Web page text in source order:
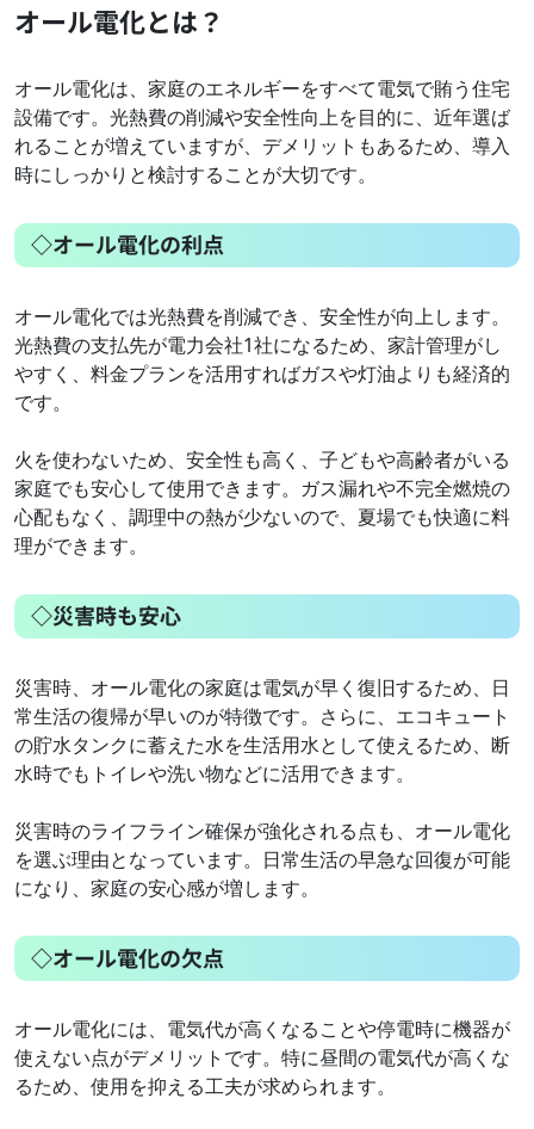
オール電化とは？
オール電化は、家庭のエネルギーをすべて電気で賄う住宅
設備です。光熱費の削減や安全性向上を目的に、近年選ば
れることが増えていますが、デメリットもあるため、導入
時にしっかりと検討することが大切です。
◇オール電化の利点
オール電化では光熱費を削減でき、安全性が向上します。
光熱費の支払先が電力会社1社になるため、家計管理がし
やすく、料金プランを活用すればガスや灯油よりも経済的
です。
火を使わないため、安全性も高く、子どもや高齢者がいる
家庭でも安心して使用できます。ガス漏れや不完全燃焼の
心配もなく、調理中の熱が少ないので、夏場でも快適に料
理ができます。
◇災害時も安心
災害時、オール電化の家庭は電気が早く復旧するため、日
常生活の復帰が早いのが特徴です。さらに、エコキュート
の貯水タンクに蓄えた水を生活用水として使えるため、断
水時でもトイレや洗い物などに活用できます。
災害時のライフライン確保が強化される点も、オール電化
を選ぶ理由となっています。日常生活の早急な回復が可能
になり、家庭の安心感が増します。
◇オール電化の欠点
オール電化には、電気代が高くなることや停電時に機器が
使えない点がデメリットです。特に昼間の電気代が高くな
るため、使用を抑える工夫が求められます。